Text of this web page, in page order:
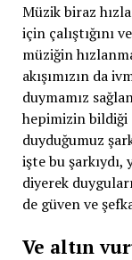
Müzik biraz
için çalıştığını
müziğin
akışımızın da
duymamız
hepimizin bildiği
duyduğumuz
işte bu
diyerek
de güven ve
Ve altın